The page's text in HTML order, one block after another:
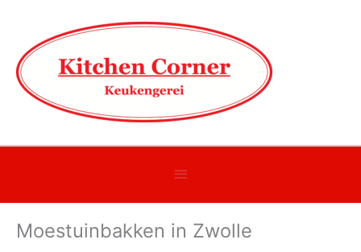
balk
Moestuinbakken in Zwolle